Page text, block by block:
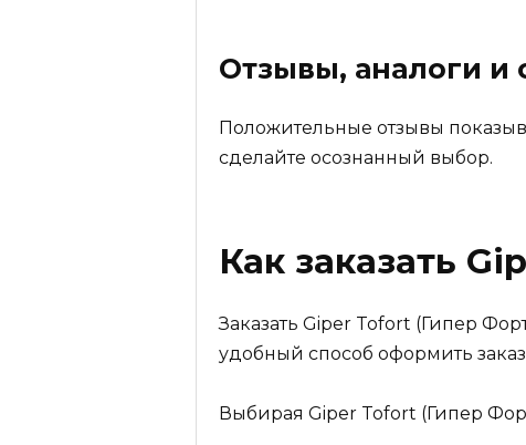
Отзывы, аналоги и
Положительные отзывы
сделайте осознанный выбор.
Как заказать
Заказать Giper Tofort (Гипер
удобный способ оформить
Выбирая Giper Tofort (Гипер